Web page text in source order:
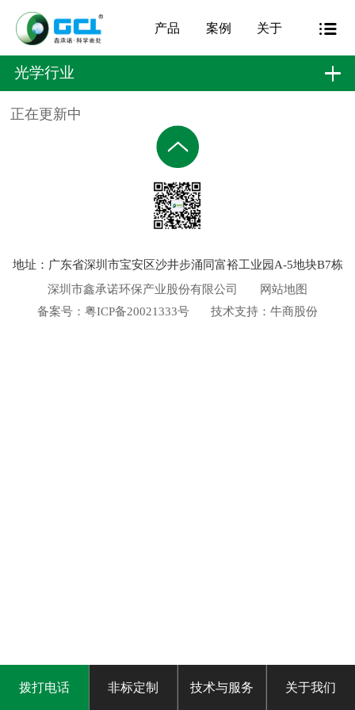
产品 案例 关于
光学行业
正在更新中
地址：广东省深圳市宝安区沙井步涌同富裕工业园A-5地块B7栋
深圳市鑫承诺环保产业股份有限公司
网站地图
备案号： 粤ICP备20021333号 技术支持：牛商股份
拨打电话 非标定制 技术与服务 关于我们